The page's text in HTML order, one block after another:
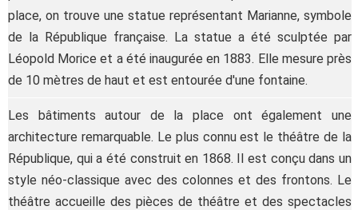
place, on trouve une statue représentant Marianne, symbole
de la République française. La statue a été sculptée par
Léopold Morice et a été inaugurée en 1883. Elle mesure près
de 10 mètres de haut et est entourée d'une fontaine.
Les bâtiments autour de la place ont également une
architecture remarquable. Le plus connu est le théâtre de la
République, qui a été construit en 1868. Il est conçu dans un
style néo-classique avec des colonnes et des frontons. Le
théâtre accueille des pièces de théâtre et des spectacles